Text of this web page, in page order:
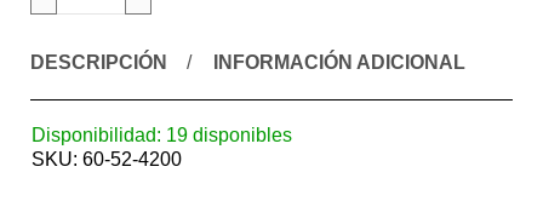
DESCRIPCIÓN INFORMACIÓN ADICIONAL
Disponibilidad: 19 disponibles
SKU: 60-52-4200